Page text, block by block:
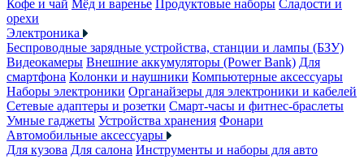
Кофе и чай Мёд и варенье Продуктовые наборы Сладости и
орехи
Электроника
Беспроводные зарядные устройства, станции и лампы (БЗУ)
Видеокамеры Внешние аккумуляторы (Power Bank) Для
смартфона Колонки и наушники Компьютерные аксессуары
Наборы электроники Органайзеры для электроники и кабелей
Сетевые адаптеры и розетки Смарт-часы и фитнес-браслеты
Умные гаджеты Устройства хранения Фонари
Автомобильные аксессуары
Для кузова Для салона Инструменты и наборы для авто